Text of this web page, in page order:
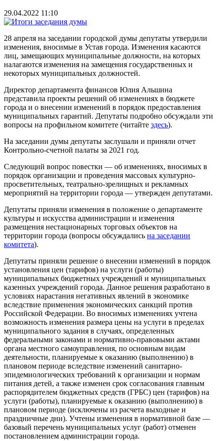
29.04.2022 11:10
28 апреля на заседании городской думы депутаты утвердили
изменения, вносимые в Устав города. Изменения касаются
лиц, замещающих муниципальные должности, на которых
налагаются изменения на замещения государственных и
некоторых муниципальных должностей.
Директор департамента финансов Юлия Альшина
представила проекты решений об изменениях в бюджете
города и о внесении изменений в порядок предоставления
муниципальных гарантий. Депутаты подробно обсуждали эти
вопросы на профильном комитете (читайте здесь).
На заседании думы депутаты заслушали и приняли отчет
Контрольно-счетной палаты за 2021 год.
Следующий вопрос повестки — об изменениях, вносимых в
порядок организации и проведения массовых культурно-
просветительных, театрально-зрелищных и рекламных
мероприятий на территории города — утвержден депутатами.
Депутаты приняли изменения в положение о департаменте
культуры и искусства администрации и изменения
размещения нестационарных торговых объектов на
территории города (вопросы обсуждались на заседании
комитета).
Депутаты приняли решение о внесении изменений в порядок
установления цен (тарифов) на услуги (работы)
муниципальных бюджетных учреждений и муниципальных
казенных учреждений города. Данное решения разработано в
условиях нарастания негативных явлений в экономике
вследствие применения экономических санкций против
Российской Федерации. Во вносимых изменениях учтена
возможность изменения размера цены на услуги в пределах
муниципального задания в случаях, определенных
федеральными законами и нормативно-правовыми актами
органа местного самоуправления, по основным видам
деятельности, планируемые к оказанию (выполнению) в
плановом периоде вследствие изменений санитарно-
эпидемиологических требований к организации и нормам
питания детей, а также изменен срок согласования главным
распорядителем бюджетных средств (ГРБС) цен (тарифов) на
услуги (работы), планируемые к оказанию (выполнению) в
плановом периоде (исключены из расчета выходные и
праздничные дни). Учтены изменения в нормативной базе —
базовый перечень муниципальных услуг (работ) отменен
постановлением администрации города.